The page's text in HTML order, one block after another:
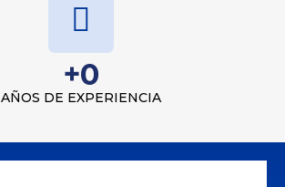
AÑOS DE EXPERIENCIA
+0